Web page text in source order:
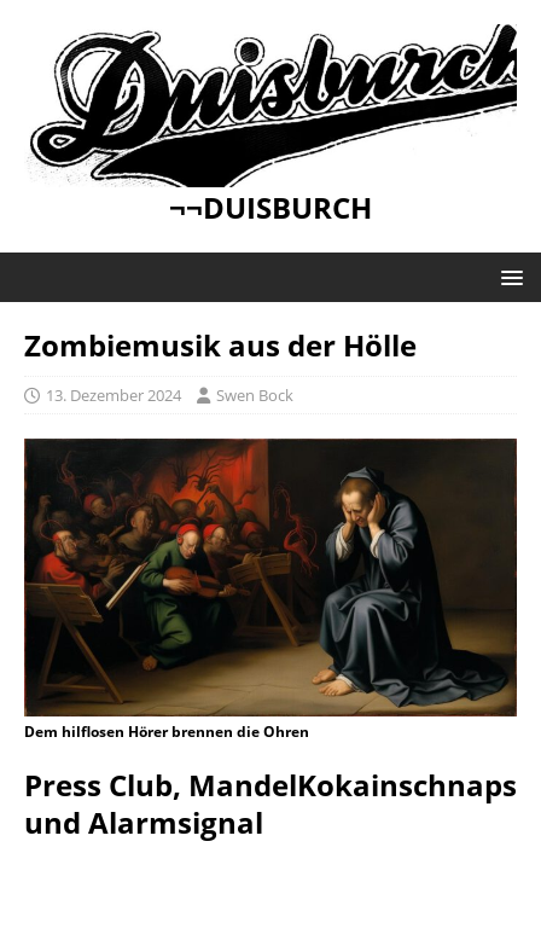
¬¬DUISBURCH
Zombiemusik aus der Hölle
13. Dezember 2024 Swen Bock
Dem hilflosen Hörer brennen die Ohren
Press Club, MandelKokainschnaps
und Alarmsignal